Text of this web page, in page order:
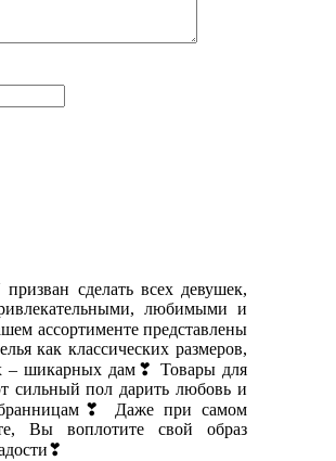
сделать всех девушек,
любимыми и
ассортименте представлены
как классических размеров,
– шикарных дам❣ Товары для
сильный пол дарить любовь и
Даже при самом
Вы воплотите свой образ